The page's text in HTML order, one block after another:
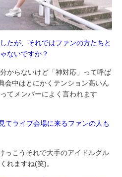
が、それではファンの方たちと
ないですか？
からないけど「神対応」って呼ば
会中はとにかくテンション高いん
てメンバーによく言われます
ライブ会場に来るファンの人も
こうそれで大手のアイドルグル
れますね(笑)。